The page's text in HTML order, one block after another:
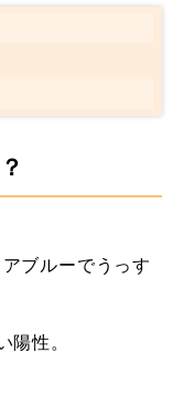
ブルーでうっす
性。